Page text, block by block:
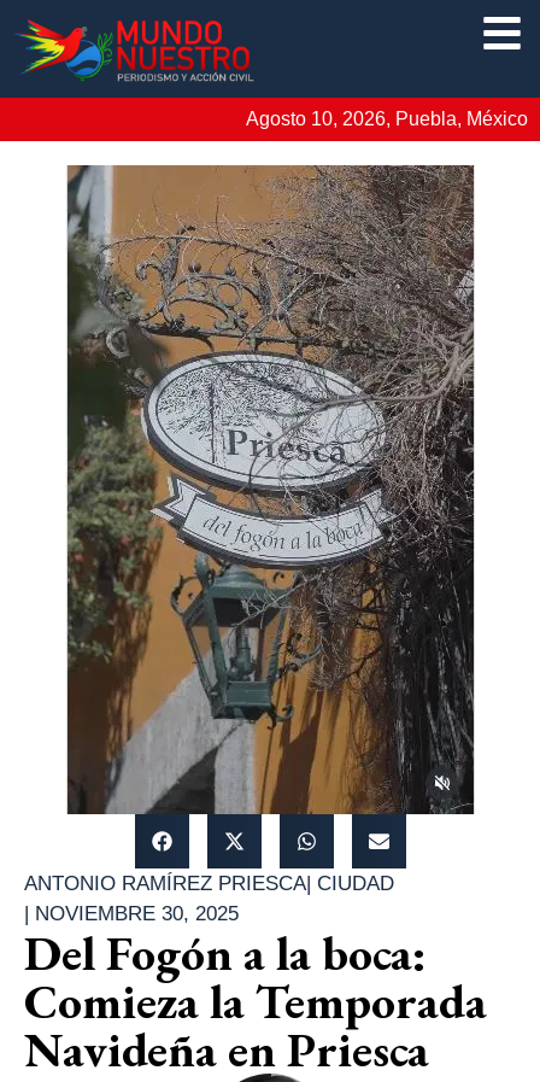
Agosto 10, 2026, Puebla, México
ANTONIO RAMÍREZ PRIESCA| CIUDAD
| NOVIEMBRE 30, 2025
Del Fogón a la boca:
Comieza la Temporada
Navideña en Priesca